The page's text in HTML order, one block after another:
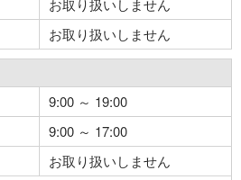
お取り扱いしません
お取り扱いしません
9:00 ～ 19:00
9:00 ～ 17:00
お取り扱いしません